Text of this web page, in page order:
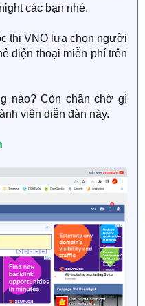
các bạn nhé.
thi VNO lựa chọn người
điện thoại miễn phí trên
nào? Còn chần chờ gì
viên diễn đàn này.